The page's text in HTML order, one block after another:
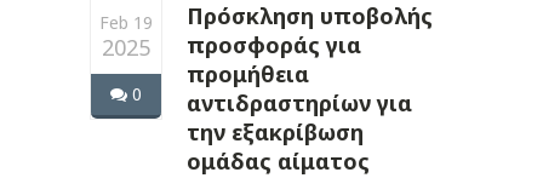
Feb 19
2025
0
Πρόσκληση υποβολής
προσφοράς για
προμήθεια
αντιδραστηρίων για
την εξακρίβωση
ομάδας αίματος